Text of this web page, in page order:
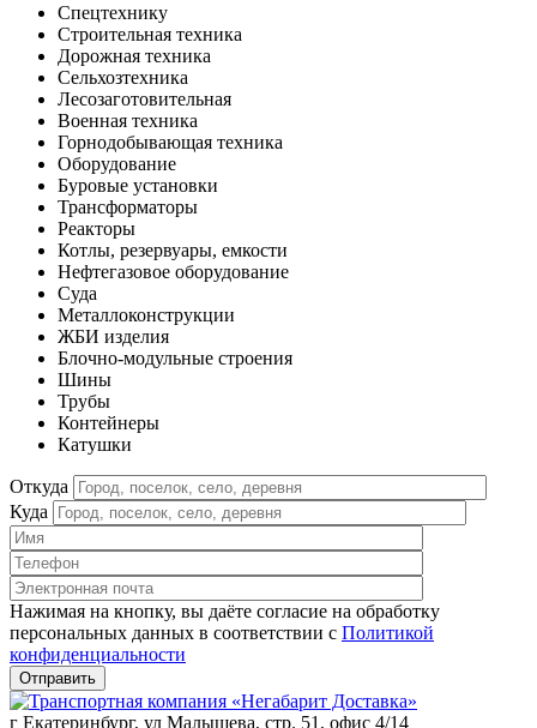
Спецтехнику
Строительная техника
Дорожная техника
Сельхозтехника
Лесозаготовительная
Военная техника
Горнодобывающая техника
Оборудование
Буровые установки
Трансформаторы
Реакторы
Котлы, резервуары, емкости
Нефтегазовое оборудование
Cуда
Металлоконструкции
ЖБИ изделия
Блочно-модульные строения
Шины
Трубы
Контейнеры
Катушки
Откуда
Куда
Нажимая на кнопку, вы даёте согласие на обработку
персональных данных в соответствии c Политикой
конфиденциальности
г Екатеринбург, ул Малышева, стр. 51, офис 4/14